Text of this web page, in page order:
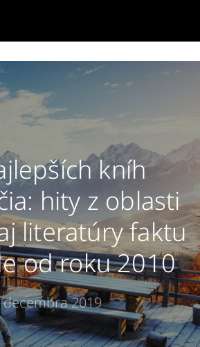
kníh
hity z oblasti
literatúry faktu
od roku 2010
decembra 2019